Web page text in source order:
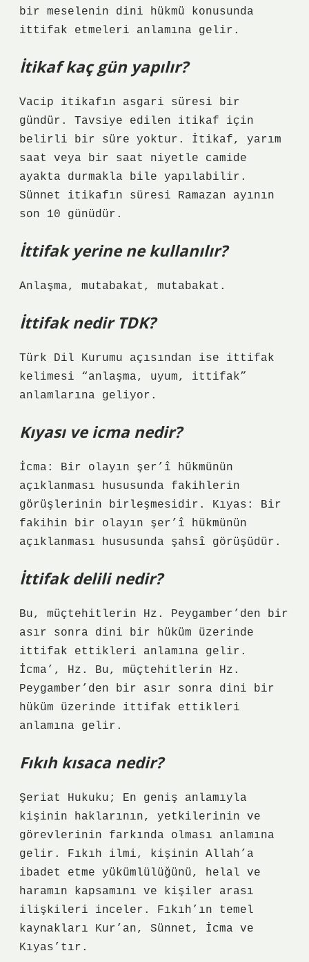
bir meselenin dini hükmü konusunda
ittifak etmeleri anlamına gelir.
İtikaf kaç gün yapılır?
Vacip itikafın asgari süresi bir
gündür. Tavsiye edilen itikaf için
belirli bir süre yoktur. İtikaf, yarım
saat veya bir saat niyetle camide
ayakta durmakla bile yapılabilir.
Sünnet itikafın süresi Ramazan ayının
son 10 günüdür.
İttifak yerine ne kullanılır?
Anlaşma, mutabakat, mutabakat.
İttifak nedir TDK?
Türk Dil Kurumu açısından ise ittifak
kelimesi “anlaşma, uyum, ittifak”
anlamlarına geliyor.
Kıyası ve icma nedir?
İcma: Bir olayın şer’î hükmünün
açıklanması hususunda fakihlerin
görüşlerinin birleşmesidir. Kıyas: Bir
fakihin bir olayın şer’î hükmünün
açıklanması hususunda şahsî görüşüdür.
İttifak delili nedir?
Bu, müçtehitlerin Hz. Peygamber’den bir
asır sonra dini bir hüküm üzerinde
ittifak ettikleri anlamına gelir.
İcma’, Hz. Bu, müçtehitlerin Hz.
Peygamber’den bir asır sonra dini bir
hüküm üzerinde ittifak ettikleri
anlamına gelir.
Fıkıh kısaca nedir?
Şeriat Hukuku; En geniş anlamıyla
kişinin haklarının, yetkilerinin ve
görevlerinin farkında olması anlamına
gelir. Fıkıh ilmi, kişinin Allah’a
ibadet etme yükümlülüğünü, helal ve
haramın kapsamını ve kişiler arası
ilişkileri inceler. Fıkıh’ın temel
kaynakları Kur’an, Sünnet, İcma ve
Kıyas’tır.